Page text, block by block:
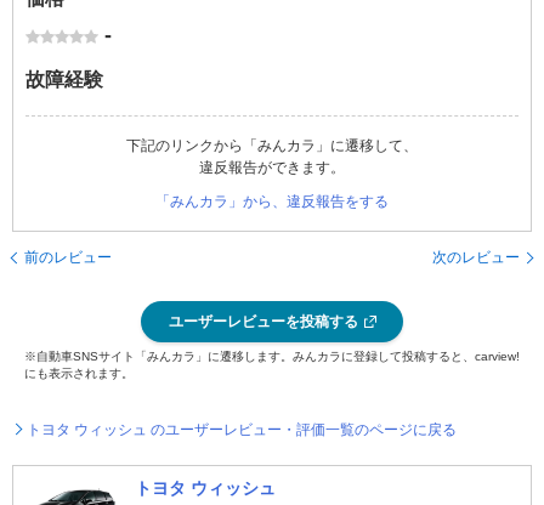
-
故障経験
下記のリンクから「みんカラ」に遷移して、
違反報告ができます。
「みんカラ」から、違反報告をする
前のレビュー 次のレビュー
ユーザーレビューを投稿する
※自動車SNSサイト「みんカラ」に遷移します。みんカラに登録して投稿すると、carview!
にも表示されます。
トヨタ ウィッシュ のユーザーレビュー・評価一覧のページに戻る
トヨタ ウィッシュ